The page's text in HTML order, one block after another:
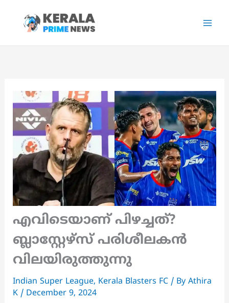
content
എവിടെയാണ് പിഴച്ചത്?
ബ്ലാസ്റ്റേഴ്സ് പരിശീലകൻ
വിലയിരുത്തുന്നു
Indian Super League, Kerala Blasters FC/ By Athira
K / December 9, 2024